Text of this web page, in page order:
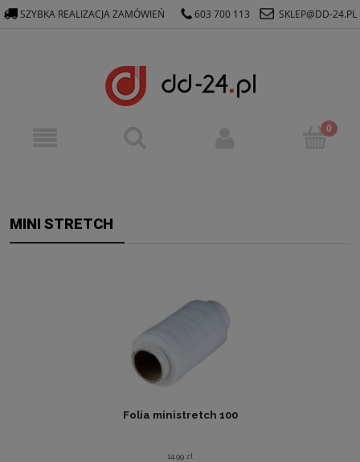
SZYBKA REALIZACJA ZAMÓWIEŃ 603 700 113 SKLEP@DD-24.PL
MINI STRETCH
Folia ministretch 100
14,99 zł